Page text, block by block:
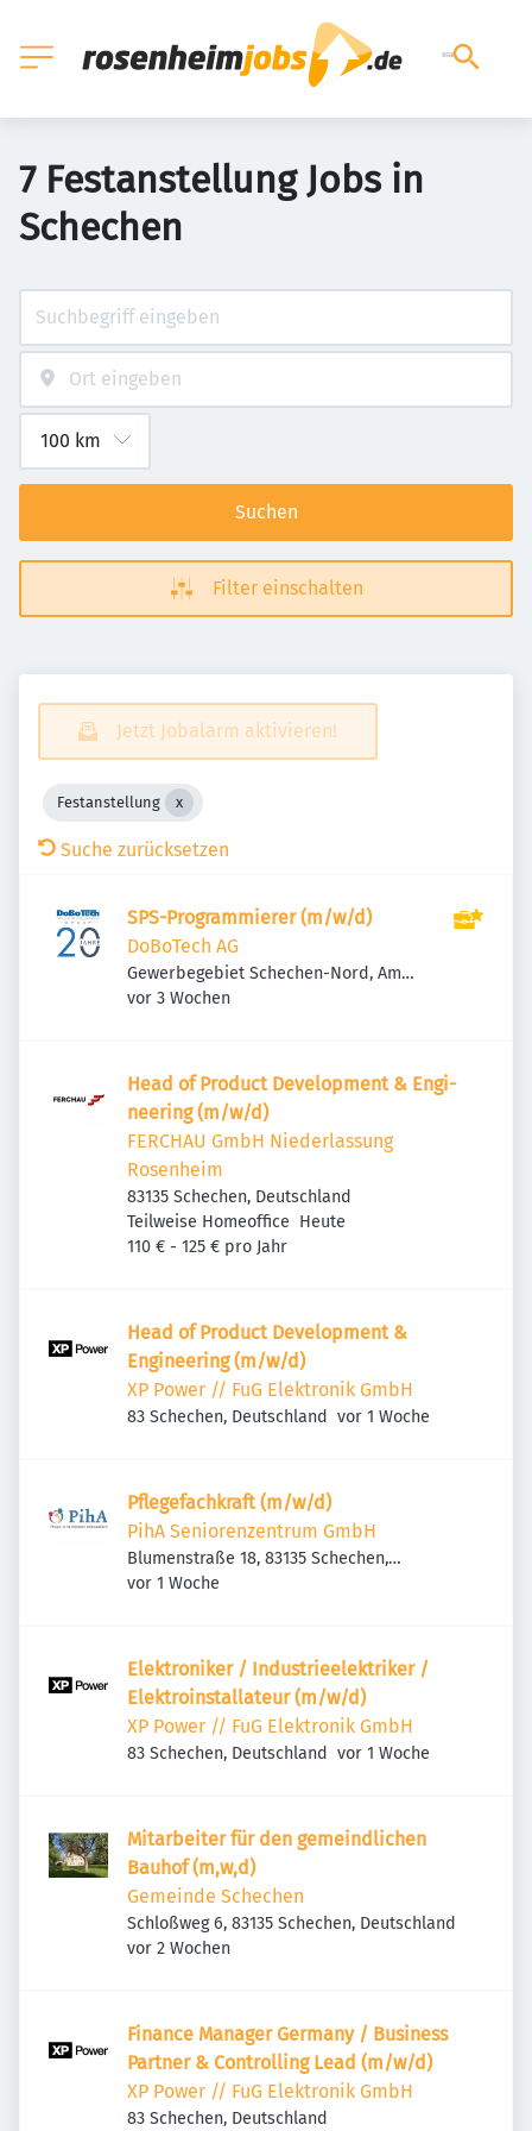
7 Festanstellung Jobs in
Schechen
Suchen
Filter einschalten
Jetzt Jobalarm aktivieren!
Festanstellung
Suche zurücksetzen
SPS-Programmierer (m/w/d)
DoBoTech AG
Gewerbegebiet Schechen-Nord, Am
Eschengrund 4, 83135 Schechen,
Veröffentlicht
vor 3 Wochen
Head of Product Deve­lop­ment & Engi­
nee­ring (m/w/d)
FERCHAU GmbH Niederlassung
Rosenheim
83135 Schechen, Deutschland
Teilweise Homeoffice Veröffentlicht
Heute
110 € - 125 € pro Jahr
Head of Product Development &
Engineering (m/w/d)
XP Power // FuG Elektronik GmbH
83 Schechen, Deutschland Veröffentlicht
vor 1 Woche
Pflegefachkraft (m/w/d)
PihA Seniorenzentrum GmbH
Blumenstraße 18, 83135 Schechen,
Deutschland
Veröffentlicht
vor 1 Woche
Elektroniker / Industrieelektriker /
Elektroinstallateur (m/w/d)
XP Power // FuG Elektronik GmbH
83 Schechen, Deutschland Veröffentlicht
vor 1 Woche
Mitarbeiter für den gemeindlichen
Bauhof (m,w,d)
Gemeinde Schechen
Schloßweg 6, 83135 Schechen, Deutschland
Veröffentlicht
vor 2 Wochen
Finance Manager Germany / Business
Partner & Controlling Lead (m/w/d)
XP Power // FuG Elektronik GmbH
83 Schechen, Deutschland